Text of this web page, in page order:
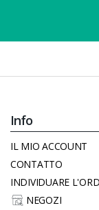
Info
IL MIO ACCOUNT
CONTATTO
INDIVIDUARE
NEGOZI